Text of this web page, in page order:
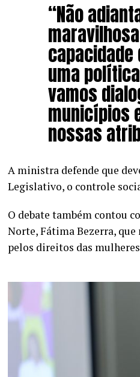
“Não
capacidade
uma
vamos
municípios
nossas
A ministra defende que
Legislativo, o controle
O debate também contou
Norte, Fátima Bezerra,
pelos direitos das